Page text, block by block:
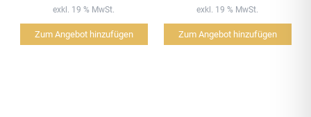
exkl. 19 % MwSt.
Zum Angebot hinzufügen
exkl. 19 % MwSt.
Zum Angebot hinzufügen